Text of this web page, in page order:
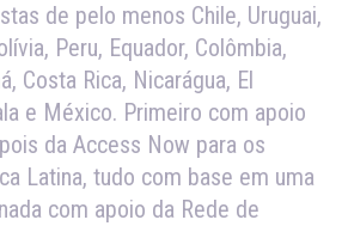
de pelo menos Chile, Uruguai,
Peru, Equador, Colômbia,
Costa Rica, Nicarágua, El
e México. Primeiro com apoio
da Access Now para os
Latina, tudo com base em uma
com apoio da Rede de